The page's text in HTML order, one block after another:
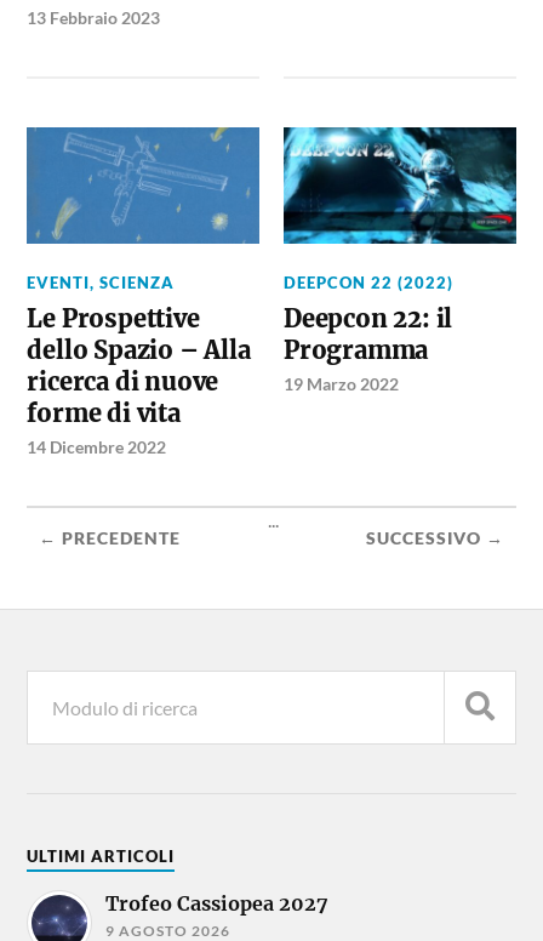
13 Febbraio 2023
EVENTI,SCIENZA
Le Prospettive
dello Spazio – Alla
ricerca di nuove
forme di vita
14 Dicembre 2022
DEEPCON 22 (2022)
Deepcon 22: il
Programma
19 Marzo 2022
← PRECEDENTE SUCCESSIVO →
ULTIMI ARTICOLI
Trofeo Cassiopea 2027
9 AGOSTO 2026